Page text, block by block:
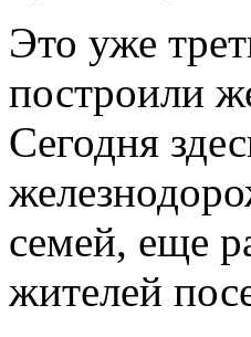
Это уже
построили
Сегодня
семей, еще
жителей